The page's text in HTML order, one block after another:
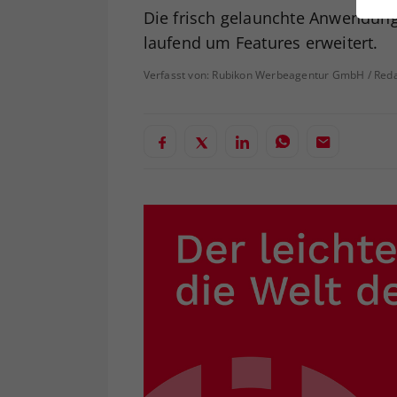
Die frisch gelaunchte
laufend um Features erweitert.
Verfasst von: Rubikon Werbeagentur GmbH /